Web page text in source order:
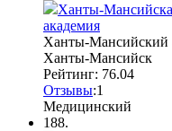
Ханты-
академия
Ханты-Мансийский
Ханты-Мансийск
Рейтинг: 76.04
Отзывы:1
Медицинский
188.